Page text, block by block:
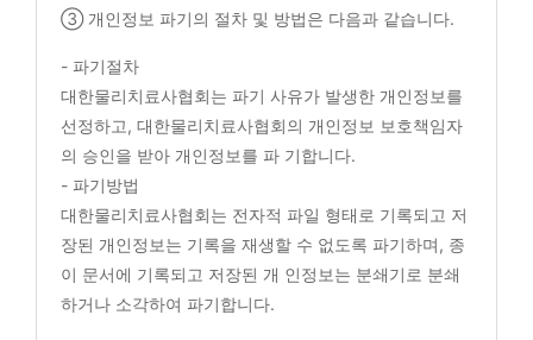
③ 개인정보 파기의 절차 및 방법은 다음과 같습니다.
- 파기절차
대한물리치료사협회는 파기 사유가 발생한 개인정보를
선정하고, 대한물리치료사협회의 개인정보 보호책임자
의 승인을 받아 개인정보를 파 기합니다.
- 파기방법
대한물리치료사협회는 전자적 파일 형태로 기록되고 저
장된 개인정보는 기록을 재생할 수 없도록 파기하며, 종
이 문서에 기록되고 저장된 개 인정보는 분쇄기로 분쇄
하거나 소각하여 파기합니다.